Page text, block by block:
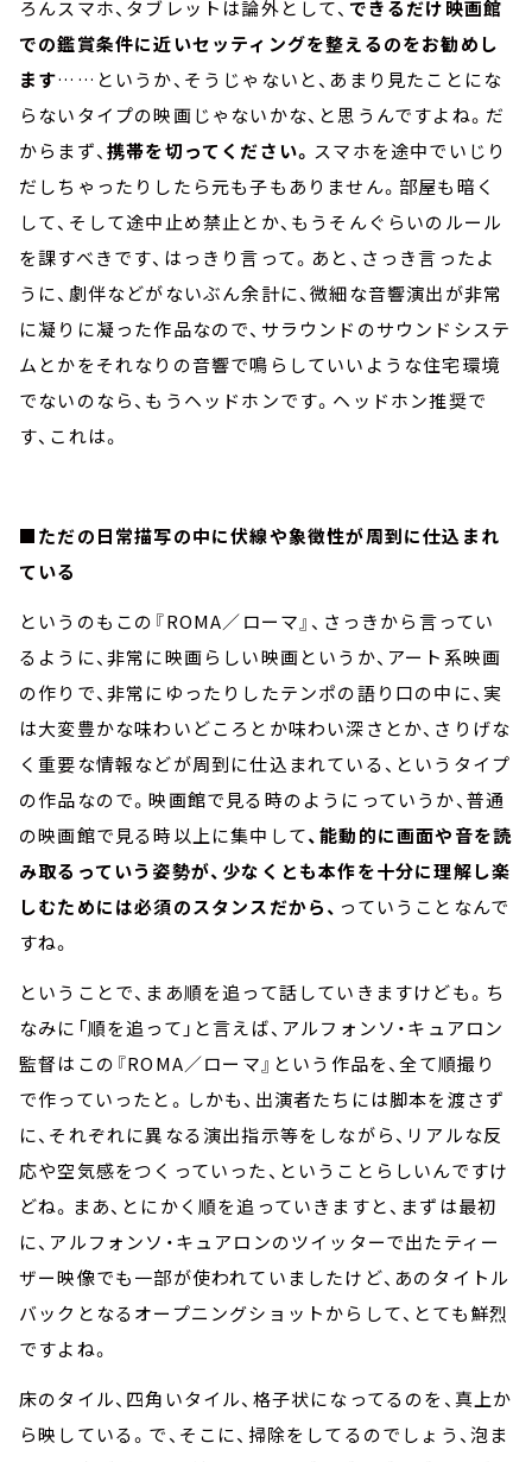
ろんスマホ、タブレットは論外として、 できるだけ映画館
での鑑賞条件に近いセッティングを整えるのをお勧めし
ます……というか、そうじゃないと、あまり見たことにな
らないタイプの映画じゃないかな、と思うんですよね。だ
からまず、 携帯を切ってください。 スマホを途中でいじり
だしちゃったりしたら元も子もありません。部屋も暗く
して、そして途中止め禁止とか、もうそんぐらいのルール
を課すべきです、はっきり言って。あと、さっき言ったよ
うに、劇伴などがないぶん余計に、微細な音響演出が非常
に凝りに凝った作品なので、サラウンドのサウンドシステ
ムとかをそれなりの音響で鳴らしていいような住宅環境
でないのなら、もうヘッドホンです。ヘッドホン推奨で
す、これは。
■ただの日常描写の中に伏線や象徴性が周到に仕込まれ
ている
というのもこの『ROMA／ローマ』、さっきから言ってい
るように、非常に映画らしい映画というか、アート系映画
の作りで、非常にゆったりしたテンポの語り口の中に、実
は大変豊かな味わいどころとか味わい深さとか、さりげな
く重要な情報などが周到に仕込まれている、というタイプ
の作品なので。映画館で見る時のようにっていうか、普通
の映画館で見る時以上に集中して、能動的に画面や音を読
み取るっていう姿勢が、少なくとも本作を十分に理解し楽
しむためには必須のスタンスだから、 っていうことなんで
すね。
ということで、まあ順を追って話していきますけども。ち
なみに「順を追って」と言えば、アルフォンソ・キュアロン
監督はこの『ROMA／ローマ』という作品を、全て順撮り
で作っていったと。しかも、出演者たちには脚本を渡さず
に、それぞれに異なる演出指示等をしながら、リアルな反
応や空気感をつくっていった、ということらしいんですけ
どね。まあ、とにかく順を追っていきますと、まずは最初
に、アルフォンソ・キュアロンのツイッターで出たティー
ザー映像でも一部が使われていましたけど、あのタイトル
バックとなるオープニングショットからして、とても鮮烈
ですよね。
床のタイル、四角いタイル、格子状になってるのを、真上か
ら映している。で、そこに、掃除をしてるのでしょう、泡ま